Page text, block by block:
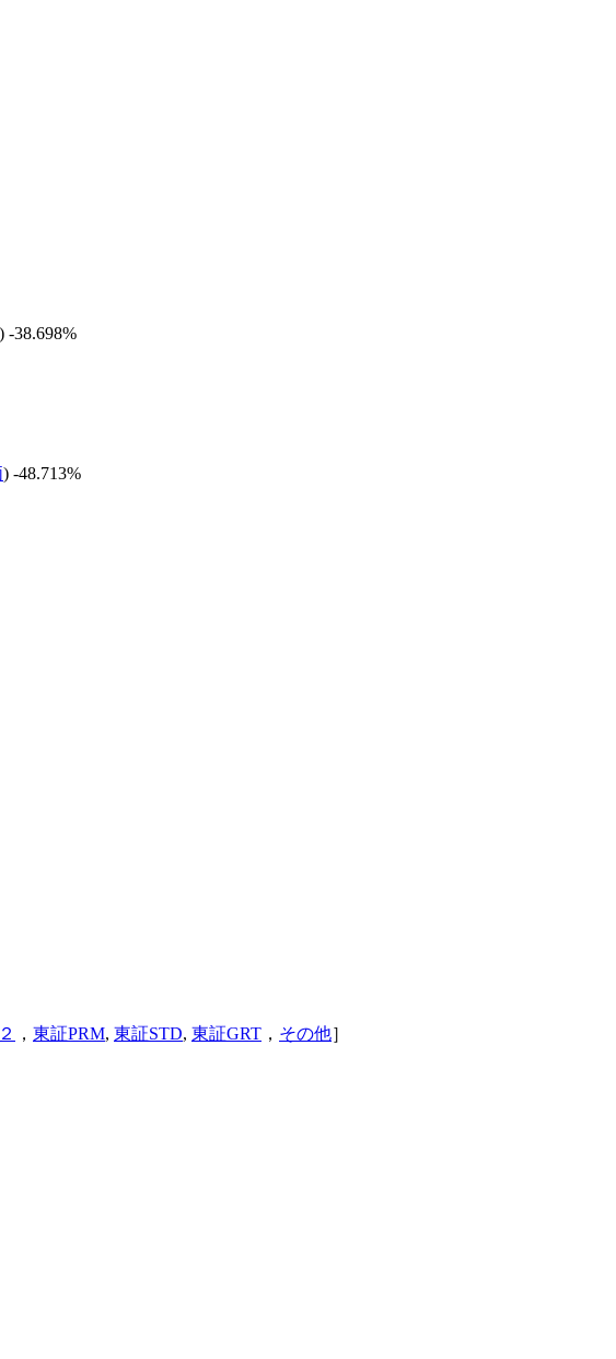
) -38.698%
) -48.713%
， 東証PRM, 東証STD, 東証GRT ， その他］